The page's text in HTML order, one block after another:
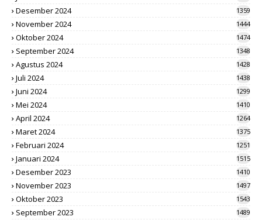
Desember 2024 1359
November 2024 1444
Oktober 2024 1474
September 2024 1348
Agustus 2024 1428
Juli 2024 1438
Juni 2024 1299
Mei 2024 1410
April 2024 1264
Maret 2024 1375
Februari 2024 1251
Januari 2024 1515
Desember 2023 1410
November 2023 1497
Oktober 2023 1543
September 2023 1489